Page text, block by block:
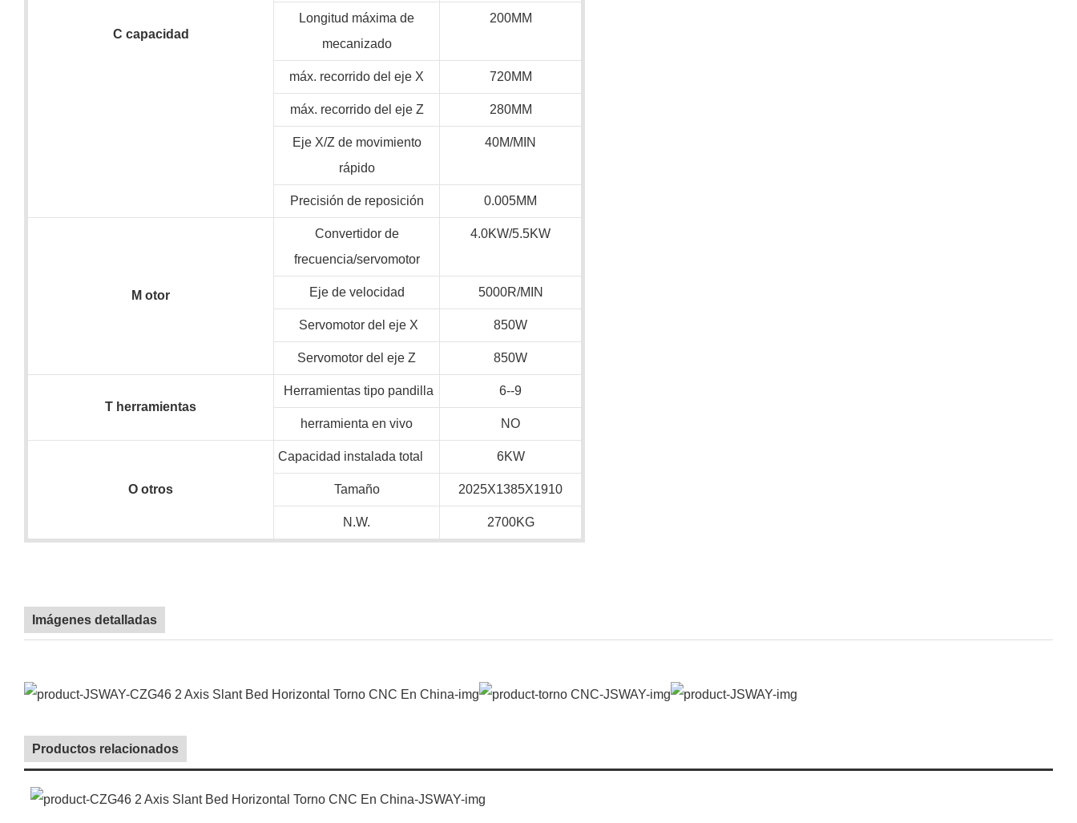
C capacidad
Longitud máxima de
mecanizado
200MM
máx. recorrido del eje X 720MM
máx. recorrido del eje Z 280MM
Eje X/Z de movimiento
rápido
40M/MIN
Precisión de reposición 0.005MM
M otor
Convertidor de
frecuencia/servomotor
4.0KW/5.5KW
Eje de velocidad 5000R/MIN
Servomotor del eje X 850W
Servomotor del eje Z 850W
T herramientas
Herramientas tipo pandilla 6--9
herramienta en vivo NO
O otros
Capacidad instalada total 6KW
Tamaño 2025X1385X1910
N.W. 2700KG
Imágenes detalladas
Productos relacionados